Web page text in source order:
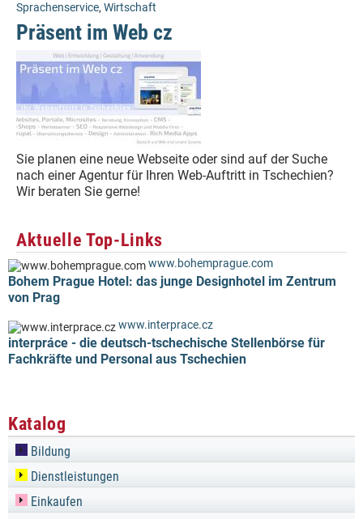
Sprachenservice, Wirtschaft
Präsent im Web cz
Sie planen eine neue Webseite oder sind auf der Suche
nach einer Agentur für Ihren Web-Auftritt in Tschechien?
Wir beraten Sie gerne!
Aktuelle Top-Links
www.bohemprague.com
Bohem Prague Hotel: das junge Designhotel im Zentrum
von Prag
www.interprace.cz
interpráce - die deutsch-tschechische Stellenbörse für
Fachkräfte und Personal aus Tschechien
Katalog
Bildung
Dienstleistungen
Einkaufen